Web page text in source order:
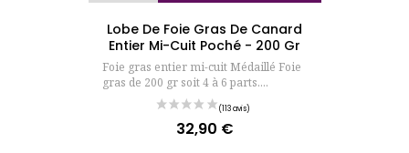
Lobe De Foie Gras De Canard
Entier Mi-Cuit Poché - 200 Gr
Foie gras entier mi-cuit Médaillé Foie
gras de 200 gr soit 4 à 6 parts....
Prix
32,90 €